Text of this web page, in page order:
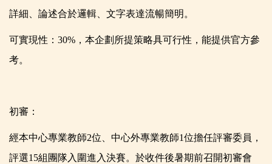
詳細、論述合於邏輯、文字表達流暢簡明。
可實現性：30%，本企劃所提策略具可行性，能提供官方參
考。
初審：
經本中心專業教師2位、中心外專業教師1位擔任評審委員，
評選15組團隊入圍進入決賽。於收件後暑期前召開初審會